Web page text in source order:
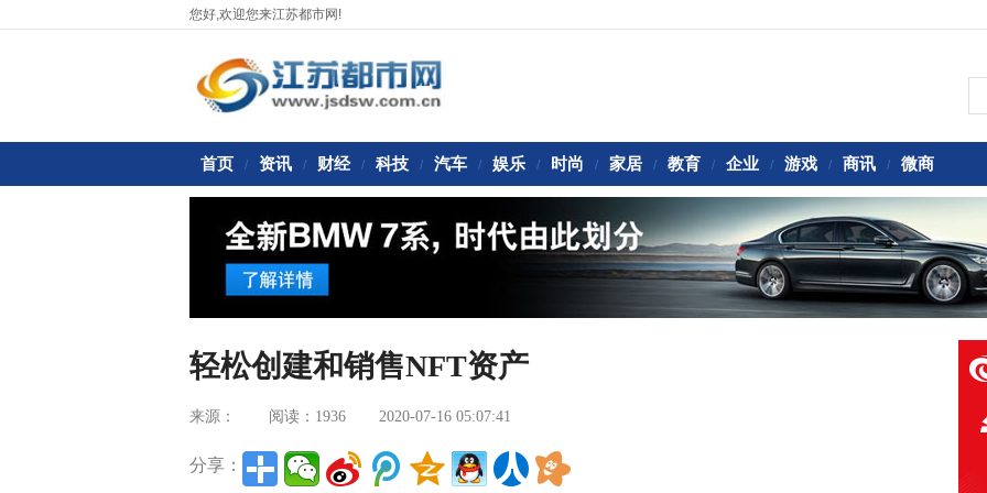
您好,欢迎您来江苏都市网!
首页 / 资讯 / 财经 / 科技 / 汽车 / 娱乐 / 时尚 / 家居 / 教育 / 企业 / 游戏 / 商讯 / 微商
轻松创建和销售NFT资产
来源： 阅读：1936 2020-07-16 05:07:41
分享：